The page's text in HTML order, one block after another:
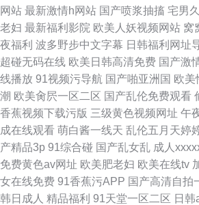
网站 最新激情h网站 国产喷浆抽搐 宅男
老妇 最新福利影院 欧美人妖视频网站 窝
夜福利 波多野步中文字幕 日韩福利网址
超碰无码在线 欧美日韩高清免费 国产激
线播放 91视频污导航 国产啪亚洲国 欧美
潮 欧美肏屄一区二区 国产乱伦免费观看
香蕉视频下载污版 三级黄色视频网址 午
成在线观看 萌白酱一线天 乱伦五月天婷
产精品3p 91综合碰 国产乱女乱 成人
免费黄色av网址 欧美肥老妇 欧美在线tv
女在线免费 91香蕉污APP 国产高清自拍
韩日成人 精品福利 91天堂一区二区 日韩